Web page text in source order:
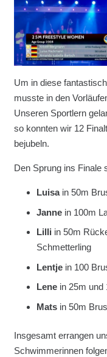
Um in diese
musste in den
Unseren Sportlern
so konnten wir 12
bejubeln.
Den Sprung ins Finale
Luisain 50m
Janne in 100m
Lilli in 50m
Schmetterling
Lentje in 100
Lene in 25m und
Mats in 50m
Insgesamt errangen
Schwimmerinnen